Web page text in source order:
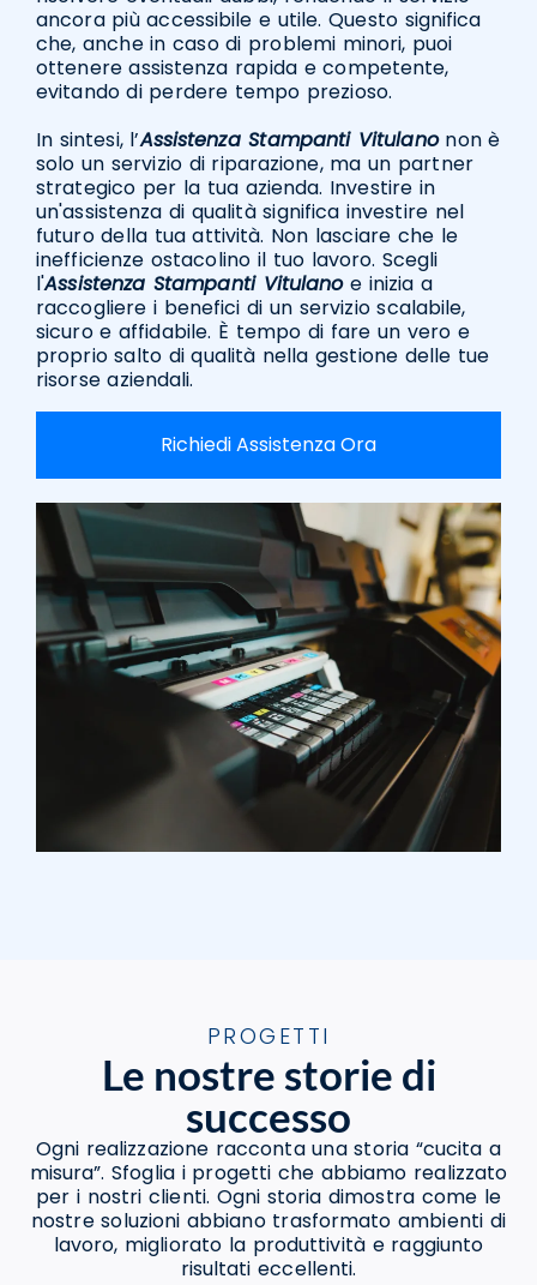
ancora più accessibile e utile. Questo significa
che, anche in caso di problemi minori, puoi
ottenere assistenza rapida e competente,
evitando di perdere tempo prezioso.
In sintesi, l’Assistenza Stampanti Vitulanonon è
solo un servizio di riparazione, ma un partner
strategico per la tua azienda. Investire in
un'assistenza di qualità significa investire nel
futuro della tua attività. Non lasciare che le
inefficienze ostacolino il tuo lavoro. Scegli
l'Assistenza Stampanti Vitulanoe inizia a
raccogliere i benefici di un servizio scalabile,
sicuro e affidabile. È tempo di fare un vero e
proprio salto di qualità nella gestione delle tue
risorse aziendali.
Richiedi Assistenza Ora
PROGETTI
Le nostre storie di
successo
Ogni realizzazione racconta una storia “cucita a
misura”. Sfoglia i progetti che abbiamo realizzato
per i nostri clienti. Ogni storia dimostra come le
nostre soluzioni abbiano trasformato ambienti di
lavoro, migliorato la produttività e raggiunto
risultati eccellenti.